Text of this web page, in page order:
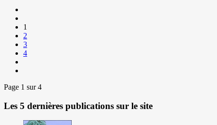
1
2
3
4
Page 1 sur 4
Les 5 dernières publications sur le site